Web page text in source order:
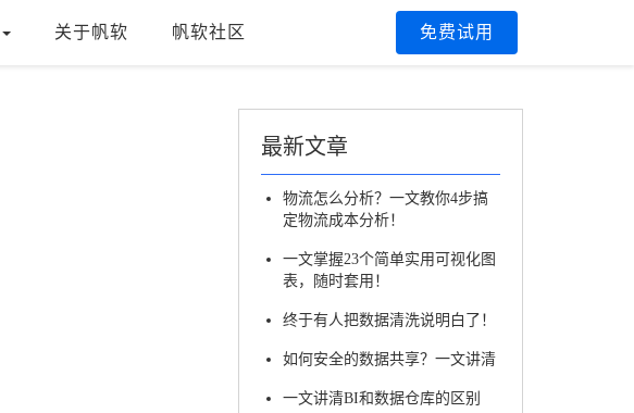
关于帆软 帆软社区 免费试用
最新文章
物流怎么分析？一文教你4步搞
定物流成本分析！
一文掌握23个简单实用可视化图
表，随时套用！
终于有人把数据清洗说明白了！
如何安全的数据共享？一文讲清
一文讲清BI和数据仓库的区别